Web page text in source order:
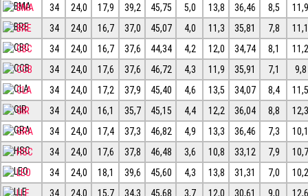
BMA
34 24,0 17,9 39,2 45,75 5,0 13,8 36,46 8,5
BRE
34 24,0 16,7 37,0 45,07 4,0 11,3 35,81 7,8
CBC
34 24,0 16,7 37,6 44,34 4,2 12,0 34,74 8,1
CCB
34 24,0 17,6 37,6 46,72 4,3 11,9 35,91 7,1
9,8
CLA
34 24,0 17,2 37,9 45,40 4,6 13,5 34,07 8,4
GIR
34 24,0 16,1 35,7 45,15 4,4 12,2 36,04 8,8
GRA
34 24,0 17,4 37,3 46,82 4,9 13,3 36,46 7,3
HSC
34 24,0 17,6 37,8 46,48 3,6 10,8 33,12 7,9
LEO
34 24,0 18,1 39,6 45,60 4,3 13,8 31,31 7,0
LLE
34 24,0 15,7 34,3 45,68 3,7 12,0 30,61 9,0